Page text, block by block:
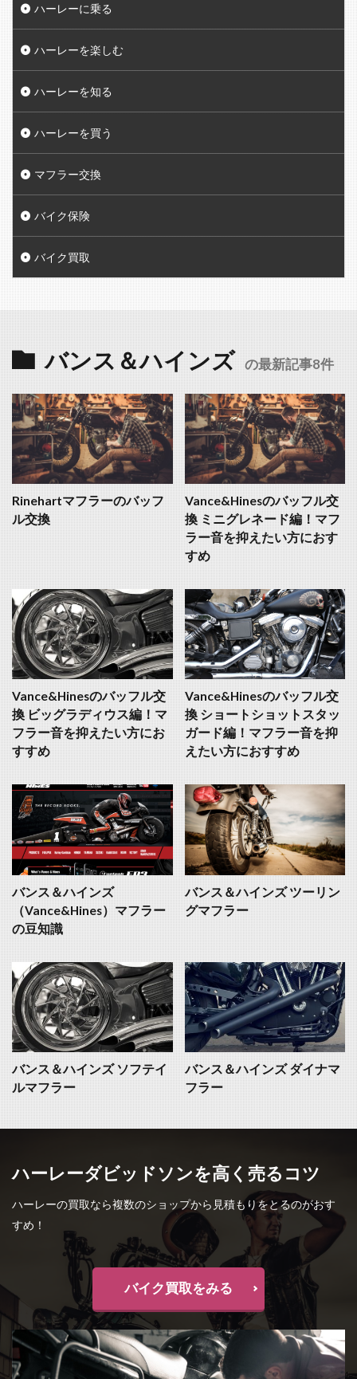
ハーレーに乗る
ハーレーを楽しむ
ハーレーを知る
ハーレーを買う
マフラー交換
バイク保険
バイク買取
バンス＆ハインズ の最新記事8件
Rinehartマフラーのバッフ
ル交換
Vance&Hinesのバッフル交
換 ミニグレネード編！マフ
ラー音を抑えたい方におす
すめ
Vance&Hinesのバッフル交
換 ビッグラディウス編！マ
フラー音を抑えたい方にお
すすめ
Vance&Hinesのバッフル交
換 ショートショットスタッ
ガード編！マフラー音を抑
えたい方におすすめ
バンス＆ハインズ
（Vance&Hines）マフラー
の豆知識
バンス＆ハインズ ツーリン
グマフラー
バンス＆ハインズ ソフテイ
ルマフラー
バンス＆ハインズ ダイナマ
フラー
ハーレーダビッドソンを高く売るコツ
ハーレーの買取なら複数のショップから見積もりをとるのがおす
すめ！
バイク買取をみる